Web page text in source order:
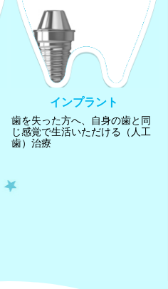
インプラント
歯を失った方へ、自身の歯と同
じ感覚で生活いただける（人工
歯）治療